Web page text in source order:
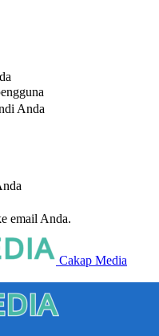
Anda
email Anda.
Cakap Media